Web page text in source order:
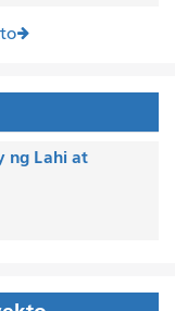
ng Lahi at